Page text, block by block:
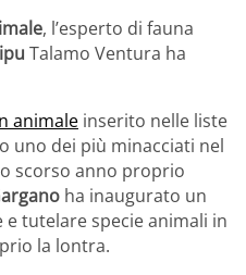
, l’esperto di fauna
Talamo Ventura ha
animale inserito nelle liste
uno dei più minacciati nel
scorso anno proprio
ha inaugurato un
tutelare specie animali in
la lontra.